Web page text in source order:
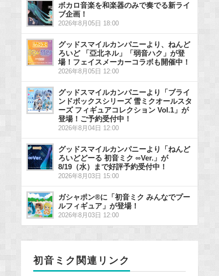
ボカロ音楽を和楽器のみで奏でる新ライ
ブ企画！
2026年8月05日 18:00
グッドスマイルカンパニーより、ねんど
ろいど 「亞北ネル」「弱音ハク」が登
場！フェイスメーカーコラボも開催中！
2026年8月05日 12:00
グッドスマイルカンパニーより「ブライ
ンドボックスシリーズ 雪ミクオールスタ
ーズ フィギュアコレクション Vol.1」が
登場！ご予約受付中！
2026年8月04日 12:00
グッドスマイルカンパニーより「ねんど
ろいどどーる 初音ミク ∞Ver.」が
8/19（水）まで好評予約受付中！
2026年8月03日 15:00
ガシャポン®に「初音ミク みんなでプー
ルフィギュア」が登場！
2026年8月03日 12:00
初音ミク関連リンク